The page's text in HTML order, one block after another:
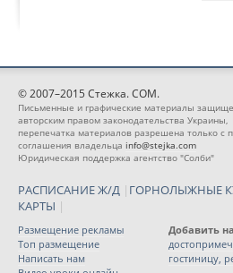
© 2007–2015 Стежка. COM.
Письменные и графические материалы
авторским правом законодательства Украины,
перепечатка материалов разрешена только с
соглашения владельца info@stejka.com
Юридическая поддержка агентство "Солби"
РАСПИСАНИЕ Ж/Д | ГОРНОЛЫЖНЫЕ
КАРТЫ |
Размещение рекламы
Топ размещение
Написать нам
Добавить
гостиницу,